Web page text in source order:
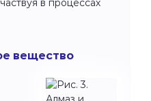
в процессах
вещество